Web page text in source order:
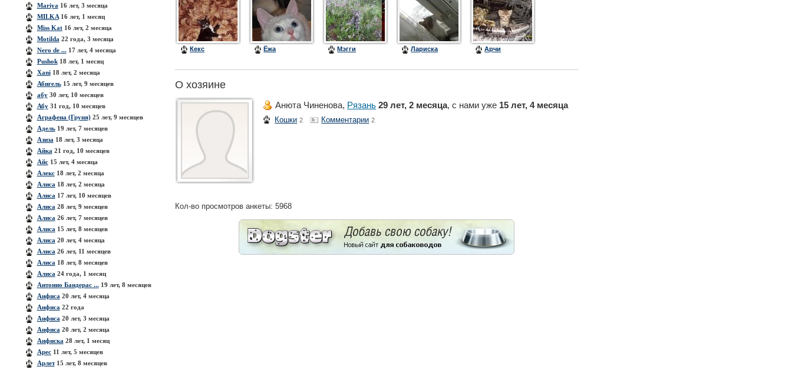
Mariya 16 лет, 3 месяца
MILKA16 лет, 1 месяц
Miss Kat16 лет, 2 месяца
Motilda 22 года, 3 месяца
Nero de ...17 лет, 4 месяца
Pushok18 лет, 1 месяц
Xanі18 лет, 2 месяца
Абигель15 лет, 9 месяцев
абу30 лет, 10 месяцев
Абу31 год, 10 месяцев
Аграфена (Груня)25 лет, 9 месяцев
Адель19 лет, 7 месяцев
Азиза 18 лет, 3 месяца
Айка 21 год, 10 месяцев
Айс15 лет, 4 месяца
Алекс18 лет, 2 месяца
Алиса 18 лет, 2 месяца
Алиса 17 лет, 10 месяцев
Алиса 28 лет, 9 месяцев
Алиса 26 лет, 7 месяцев
Алиса 15 лет, 8 месяцев
Алиса 20 лет, 4 месяца
Алиса 26 лет, 11 месяцев
Алиса 18 лет, 8 месяцев
Алиса 24 года, 1 месяц
Антонио Бандерас ...19 лет, 8 месяцев
Анфиса 20 лет, 4 месяца
Анфиса 22 года
Анфиса 20 лет, 3 месяца
Анфиса 20 лет, 2 месяца
Анфиска 28 лет, 1 месяц
Арес11 лет, 5 месяцев
Арлет15 лет, 8 месяцев
Кекс Ёжа Мэгги Лариска Арчи
О хозяине
Анюта Чиненова, Рязань 29 лет, 2 месяца, с нами уже 15 лет, 4 месяца
Кошки 2 Комментарии 2
Кол-во просмотров анкеты: 5968